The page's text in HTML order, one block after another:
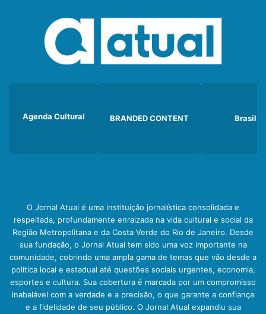
Agenda Cultural BRANDED CONTENT Brasil
O Jornal Atual é uma instituição jornalística consolidada e
respeitada, profundamente enraizada na vida cultural e social da
Região Metropolitana e da Costa Verde do Rio de Janeiro. Desde
sua fundação, o Jornal Atual tem sido uma voz importante na
comunidade, cobrindo uma ampla gama de temas que vão desde a
política local e estadual até questões sociais urgentes, economia,
esportes e cultura. Sua cobertura é marcada por um compromisso
inabalável com a verdade e a precisão, o que garante a confiança
e a fidelidade de seu público. O Jornal Atual expandiu sua